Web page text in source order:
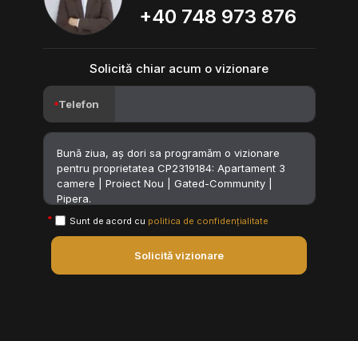
+40 748 973 876
Solicită chiar acum o vizionare
Telefon
Sunt de acord cu politica de confidențialitate
Solicită vizionare